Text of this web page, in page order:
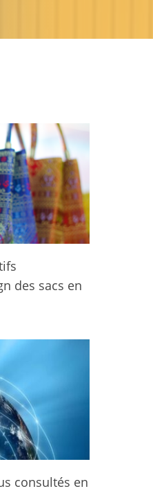
des sacs en
consultés en